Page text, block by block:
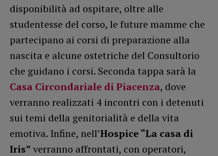
disponibilità ad ospitare, oltre alle
studentesse del corso, le future mamme che
partecipano ai corsi di preparazione alla
nascita e alcune ostetriche del Consultorio
che guidano i corsi. Seconda tappa sarà la
Casa Circondariale di Piacenza, dove
verranno realizzati 4 incontri con i detenuti
sui temi della genitorialità e della vita
emotiva. Infine, nell’Hospice “La casa di
Iris” verranno affrontati, con operatori,